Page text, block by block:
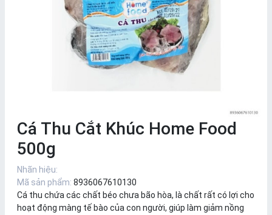
Cá Thu Cắt Khúc Home Food
500g
Nhãn hiệu:
Mã sản phẩm: 8936067610130
Cá thu chứa các chất béo chưa bão hòa, là chất rất có lợi cho
hoạt động màng tế bào của con người, giúp làm giảm nồng